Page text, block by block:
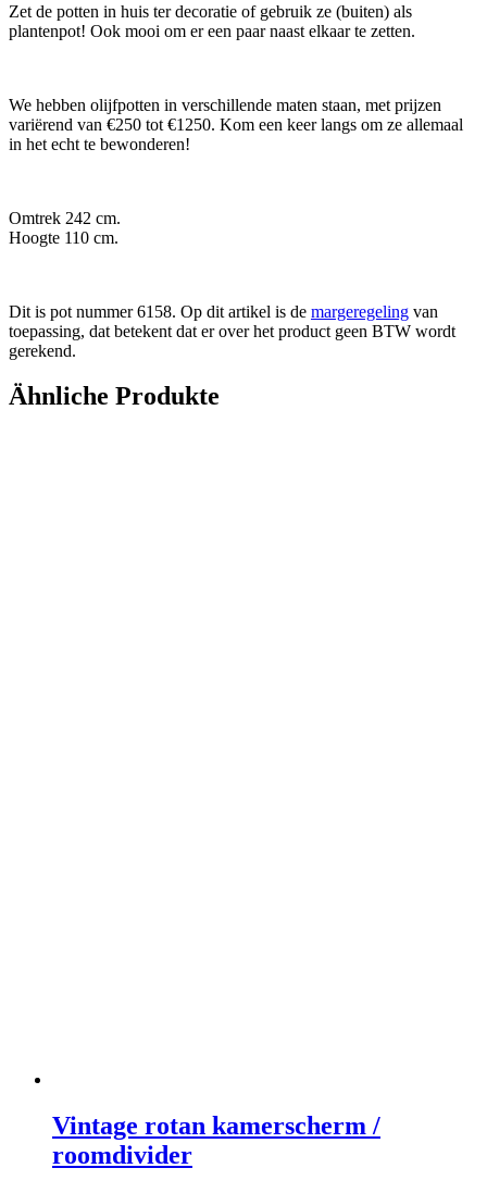
Zet de potten in huis ter decoratie of gebruik ze (buiten) als
plantenpot! Ook mooi om er een paar naast elkaar te zetten.
We hebben olijfpotten in verschillende maten staan, met prijzen
variërend van €250 tot €1250. Kom een keer langs om ze allemaal
in het echt te bewonderen!
Omtrek 242 cm.
Hoogte 110 cm.
Dit is pot nummer 6158. Op dit artikel is de margeregeling van
toepassing, dat betekent dat er over het product geen BTW wordt
gerekend.
Ähnliche Produkte
Vintage rotan kamerscherm /
roomdivider